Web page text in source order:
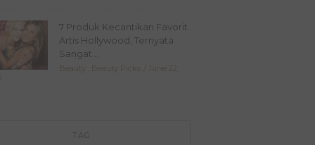
7 Produk Kecantikan Favorit
Artis Hollywood, Ternyata
Sangat...
Beauty Beauty Picks
June 22,
TAG